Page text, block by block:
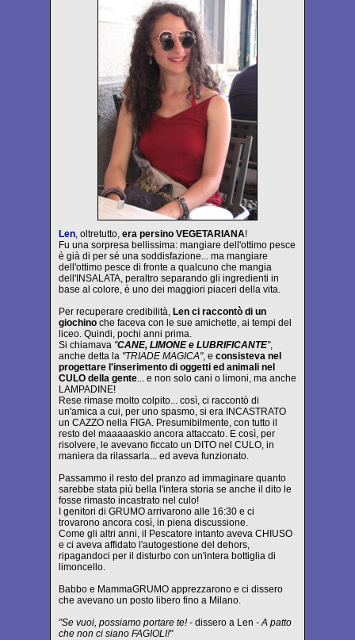
Len, oltretutto, era persino VEGETARIANA!
Fu una sorpresa bellissima: mangiare dell'ottimo pesce
è già di per sé una soddisfazione... ma mangiare
dell'ottimo pesce di fronte a qualcuno che mangia
dell'INSALATA, peraltro separando gli ingredienti in
base al colore, è uno dei maggiori piaceri della vita.
Per recuperare credibilità, Len ci raccontò di un
giochino che faceva con le sue amichette, ai tempi del
liceo. Quindi, pochi anni prima.
Si chiamava "CANE, LIMONE e LUBRIFICANTE",
anche detta la "TRIADE MAGICA", e consisteva nel
progettare l'inserimento di oggetti ed animali nel
CULO della gente... e non solo cani o limoni, ma anche
LAMPADINE!
Rese rimase molto colpito... così, ci raccontò di
un'amica a cui, per uno spasmo, si era INCASTRATO
un CAZZO nella FIGA. Presumibilmente, con tutto il
resto del maaaaaskio ancora attaccato. E così, per
risolvere, le avevano ficcato un DITO nel CULO, in
maniera da rilassarla... ed aveva funzionato.
Passammo il resto del pranzo ad immaginare quanto
sarebbe stata più bella l'intera storia se anche il dito le
fosse rimasto incastrato nel culo!
I genitori di GRUMO arrivarono alle 16:30 e ci
trovarono ancora così, in piena discussione.
Come gli altri anni, il Pescatore intanto aveva CHIUSO
e ci aveva affidato l'autogestione del dehors,
ripagandoci per il disturbo con un'intera bottiglia di
limoncello.
Babbo e MammaGRUMO apprezzarono e ci dissero
che avevano un posto libero fino a Milano.
"Se vuoi, possiamo portare te!- dissero a Len - A patto
che non ci siano FAGIOLI!"